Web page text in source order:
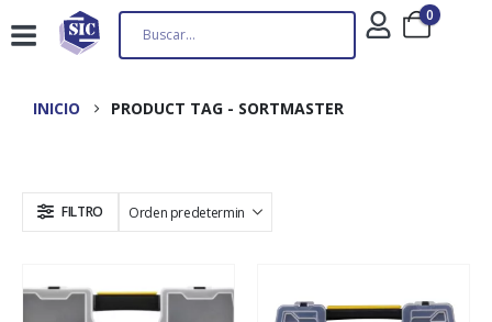
0
INICIO PRODUCT TAG - SORTMASTER
FILTRO